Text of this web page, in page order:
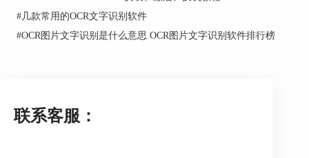
#几款常用的OCR文字识别软件
#OCR图片文字识别是什么意思 OCR图片文字识别软件排行榜
联系客服：